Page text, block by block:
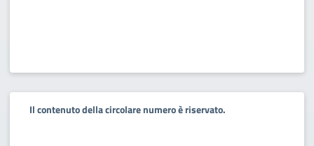
Il contenuto della circolare numero è riservato.